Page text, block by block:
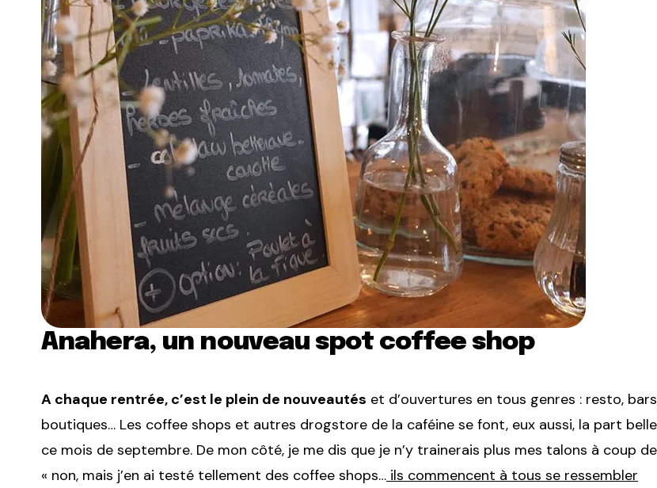
Anahera, un nouveau spot coffee shop
A chaque rentrée, c’est le plein de nouveautés et d’ouvertures en tous genres : resto,
boutiques… Les coffee shops et autres drogstore de la caféine se font, eux aussi, la part
ce mois de septembre. De mon côté, je me dis que je n’y trainerais plus mes talons à coup de
« non, mais j’en ai testé tellement des coffee shops… ils commencent à tous se ressembler